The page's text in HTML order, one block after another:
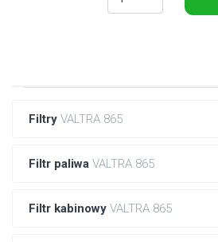
Filtry VALTRA 865
Filtr paliwa VALTRA 865
Filtr kabinowy VALTRA 865